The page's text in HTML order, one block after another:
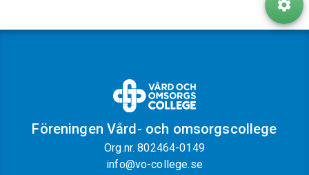
Föreningen Vård- och omsorgscollege
Org.nr. 802464-0149
info@vo-college.se